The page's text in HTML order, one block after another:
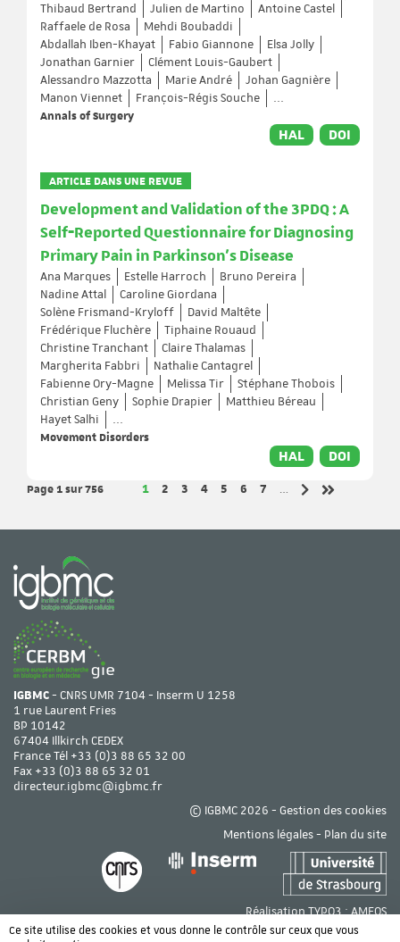
Thibaud Bertrand
Julien de Martino
Antoine Castel
Raffaele de Rosa
Mehdi Boubaddi
Abdallah Iben-Khayat
Fabio Giannone
Elsa Jolly
Jonathan Garnier
Clément Louis-Gaubert
Alessandro Mazzotta
Marie André
Johan Gagnière
Manon Viennet
François-Régis Souche
...
Annals of Surgery
HAL DOI
ARTICLE DANS UNE REVUE
Development and Validation of the 3PDQ : A
Self‐Reported Questionnaire for Diagnosing
Primary Pain in Parkinson's Disease
Ana Marques Estelle Harroch
Bruno Pereira
Nadine Attal
Caroline Giordana
Solène Frismand-Kryloff
David Maltête
Frédérique Fluchère
Tiphaine Rouaud
Christine Tranchant
Claire Thalamas
Margherita Fabbri
Nathalie Cantagrel
Fabienne Ory-Magne
Melissa Tir
Stéphane Thobois
Christian Geny
Sophie Drapier
Matthieu Béreau
Hayet Salhi
...
Movement Disorders
HAL DOI
Page 1sur 756 Page
1 Page
2 Page
3 Page
4 Page
5 Page
6 Page
7
…
IGBMC- CNRS UMR 7104 - Inserm U 1258
1 rue Laurent Fries
BP 10142
67404 Illkirch CEDEX
France Tél +33 (0)3 88 65 32 00
Fax +33 (0)3 88 65 32 01
directeur.igbmc@igbmc.fr
© IGBMC 2026 - Gestion des cookies
Mentions légales- Plan du site
Réalisation TYPO3 :AMEOS
Ce site utilise des cookies et vous donne le contrôle sur ceux que vous